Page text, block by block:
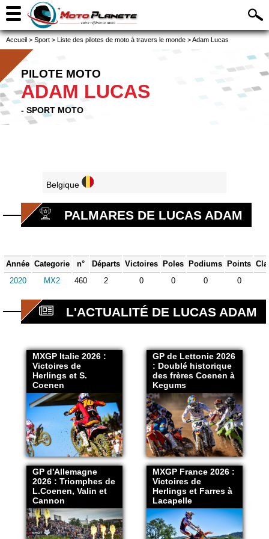
Accueil > Sport > Liste des pilotes de moto à travers le monde >Adam Lucas
PILOTE MOTO
ADAM LUCAS
- SPORT MOTO
Belgique
PALMARES DE LUCAS ADAM
Année Categorie n° Départs Victoires Poles Podiums Points
2020
MX2 460 2 0 0 0 0
L'ACTUALITÉ DE LUCAS ADAM
MXGP Italie 2026 :
Victoires de
Herlings et S.
Coenen
GP de Lettonie 2026
: Doublé historique
des frères Coenen à
Kegums
GP d'Allemagne
2026 : Triomphes de
L.Coenen, Valin et
Cannon
MXGP France 2026 :
Victoires de
Herlings et Farres à
Lacapelle